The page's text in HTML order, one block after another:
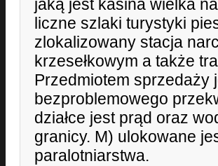
jaką jest kasina wielka
liczne szlaki turystyki
zlokalizowany stacja
krzesełkowym a także
Przedmiotem sprzedaży
bezproblemowego
działce jest prąd oraz
granicy. M) ulokowane
paralotniarstwa.